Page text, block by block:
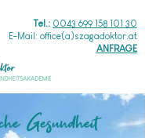
Tel.: 0043 699 158 101 30
E-Mail: office(a)szagadoktor.at
ANFRAGE
Gesundheit